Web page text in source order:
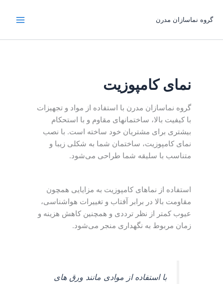
گروه نماسازان مدرن
نمای کامپوزیت
گروه نماسازان مدرن با استفاده از مواد و تجهیزات
با کیفیت بالا، ساختمانهای مقاوم و با استحکام
بیشتری برای مشتریان خود ساخته است. با نصب
نمای کامپوزیت، ساختمان شما به شکلی زیبا و
متناسب با سلیقه شما طراحی می‌شود.
استفاده از نماهای کامپوزیت به مزایایی همچون
مقاومت بالا در برابر آفتاب و تغییرات هواشناسی،
عیوب کمتر از نظر ترددی و همچنین کاهش هزینه و
زمان مربوط به نگهداری منجر می‌شود.
با استفاده از موادی مانند ورق های